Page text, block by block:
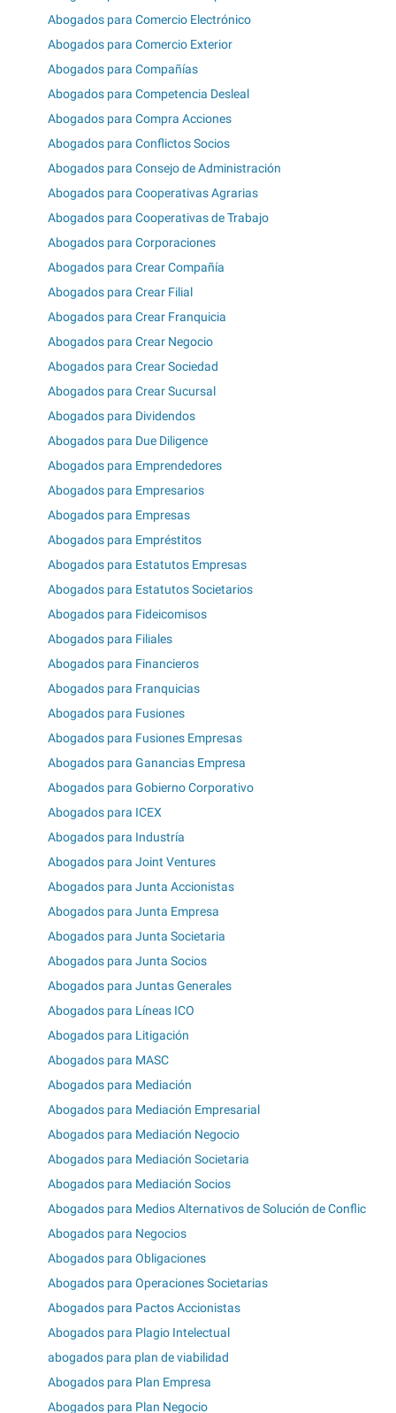
Abogados para Comercio Electrónico
Abogados para Comercio Exterior
Abogados para Compañías
Abogados para Competencia Desleal
Abogados para Compra Acciones
Abogados para Conflictos Socios
Abogados para Consejo de Administración
Abogados para Cooperativas Agrarias
Abogados para Cooperativas de Trabajo
Abogados para Corporaciones
Abogados para Crear Compañía
Abogados para Crear Filial
Abogados para Crear Franquicia
Abogados para Crear Negocio
Abogados para Crear Sociedad
Abogados para Crear Sucursal
Abogados para Dividendos
Abogados para Due Diligence
Abogados para Emprendedores
Abogados para Empresarios
Abogados para Empresas
Abogados para Empréstitos
Abogados para Estatutos Empresas
Abogados para Estatutos Societarios
Abogados para Fideicomisos
Abogados para Filiales
Abogados para Financieros
Abogados para Franquicias
Abogados para Fusiones
Abogados para Fusiones Empresas
Abogados para Ganancias Empresa
Abogados para Gobierno Corporativo
Abogados para ICEX
Abogados para Industría
Abogados para Joint Ventures
Abogados para Junta Accionistas
Abogados para Junta Empresa
Abogados para Junta Societaria
Abogados para Junta Socios
Abogados para Juntas Generales
Abogados para Líneas ICO
Abogados para Litigación
Abogados para MASC
Abogados para Mediación
Abogados para Mediación Empresarial
Abogados para Mediación Negocio
Abogados para Mediación Societaria
Abogados para Mediación Socios
Abogados para Medios Alternativos de Solución de Conflic
Abogados para Negocios
Abogados para Obligaciones
Abogados para Operaciones Societarias
Abogados para Pactos Accionistas
Abogados para Plagio Intelectual
abogados para plan de viabilidad
Abogados para Plan Empresa
Abogados para Plan Negocio